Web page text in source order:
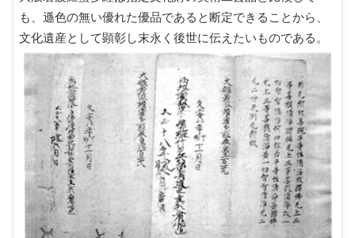
も、遜色の無い優れた優品であると断定できることから、
文化遺産として顕彰し末永く後世に伝えたいものである。